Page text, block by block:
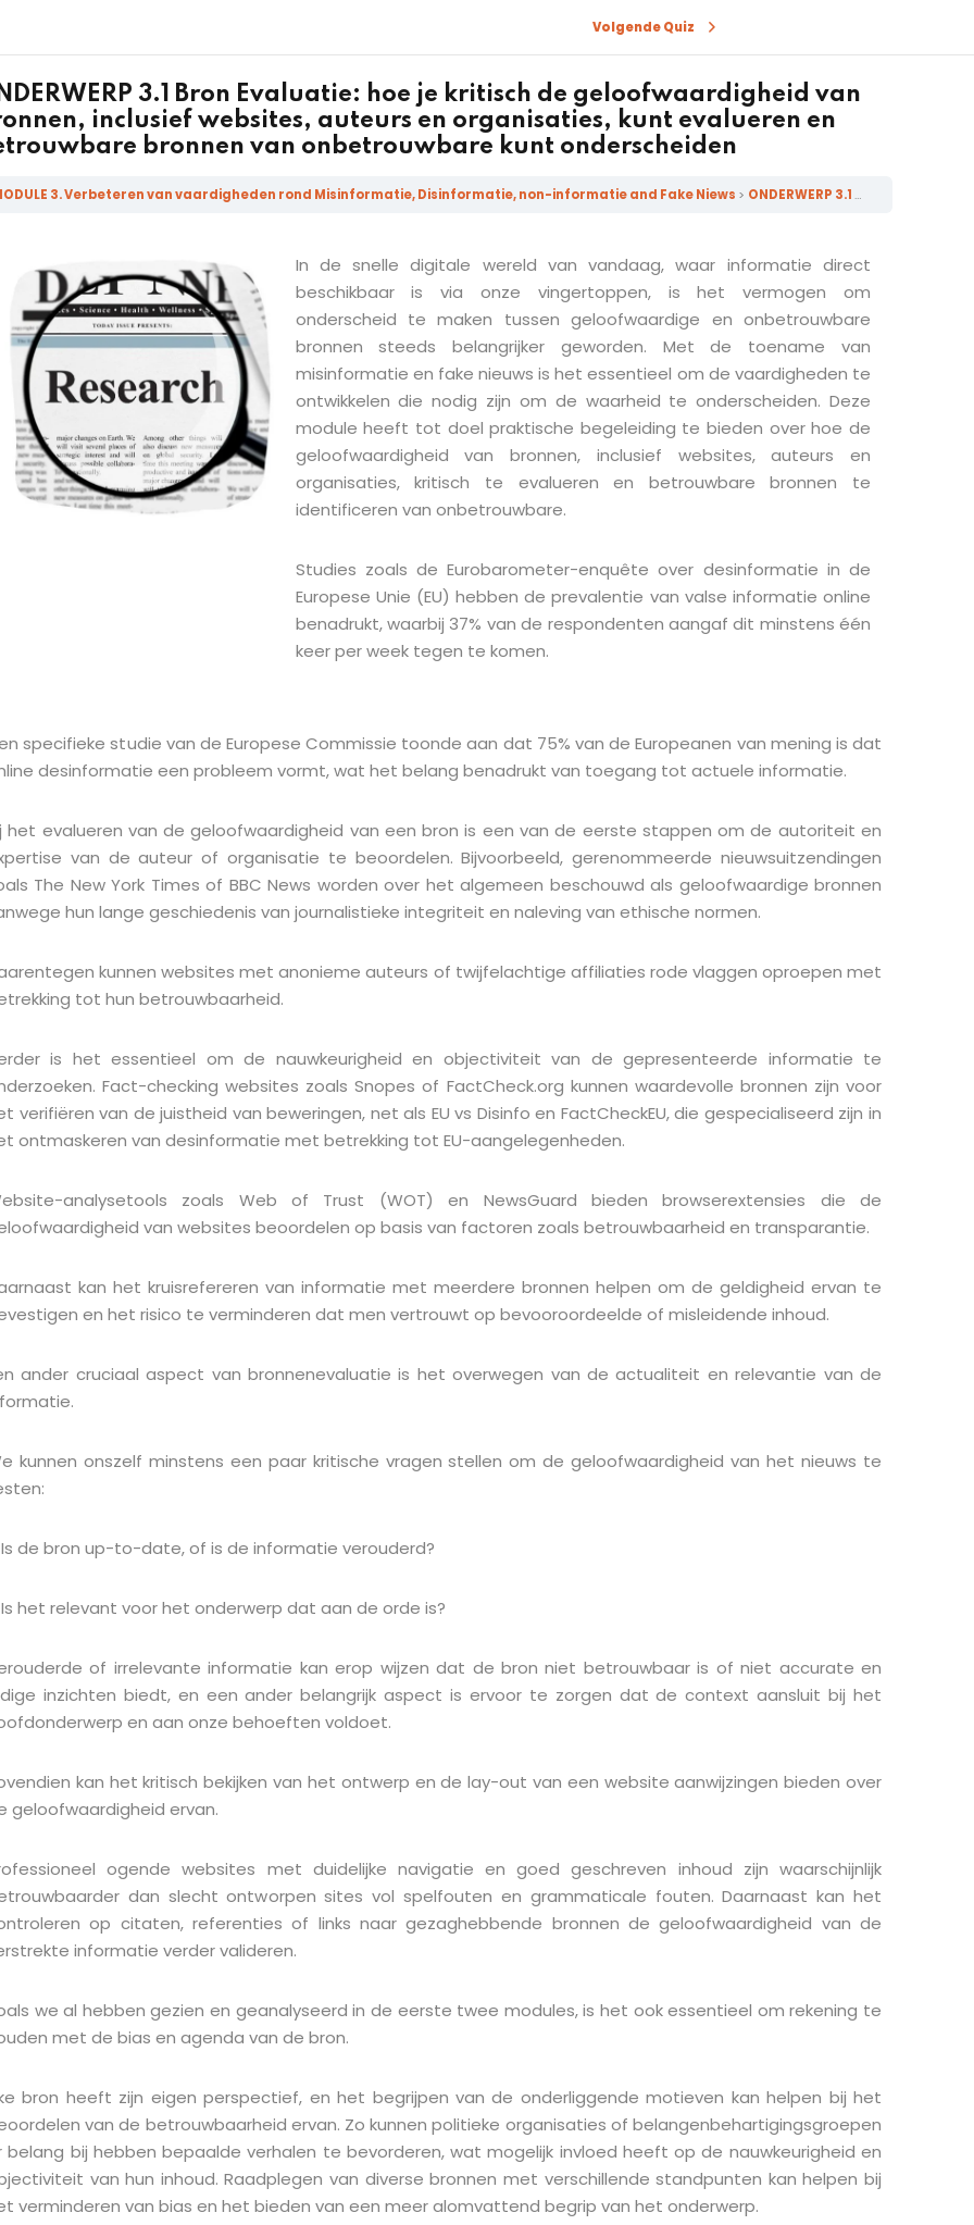
Volgende Quiz
3.1 Bron Evaluatie: hoe je kritisch de geloofwaardigheid van
inclusief websites, auteurs en organisaties, kunt evalueren en
bronnen van onbetrouwbare kunt onderscheiden
3. Verbeteren van vaardigheden rond Misinformatie, Disinformatie, non-informatie and Fake Niews ONDERWERP 3.1 Bron Evaluatie: hoe je kritisch de geloofwaardigheid van bronnen, inclusief websites, auteurs en organisaties, kunt evalueren en betrouwbare bronnen van onbetrouwbare kunt onderscheiden
In de snelle digitale wereld van vandaag, waar informatie direct
beschikbaar is via onze vingertoppen, is het vermogen om
onderscheid te maken tussen geloofwaardige en onbetrouwbare
bronnen steeds belangrijker geworden. Met de toename van
misinformatie en fake nieuws is het essentieel om de vaardigheden te
ontwikkelen die nodig zijn om de waarheid te onderscheiden. Deze
module heeft tot doel praktische begeleiding te bieden over hoe de
geloofwaardigheid van bronnen, inclusief websites, auteurs en
organisaties, kritisch te evalueren en betrouwbare bronnen te
identificeren van onbetrouwbare.
Studies zoals de Eurobarometer-enquête over desinformatie in de
Europese Unie (EU) hebben de prevalentie van valse informatie online
benadrukt, waarbij 37% van de respondenten aangaf dit minstens één
keer per week tegen te komen.
specifieke studie van de Europese Commissie toonde aan dat 75% van de Europeanen van mening is dat
desinformatie een probleem vormt, wat het belang benadrukt van toegang tot actuele informatie.
het evalueren van de geloofwaardigheid van een bron is een van de eerste stappen om de autoriteit en
van de auteur of organisatie te beoordelen. Bijvoorbeeld, gerenommeerde nieuwsuitzendingen
The New York Times of BBC News worden over het algemeen beschouwd als geloofwaardige bronnen
hun lange geschiedenis van journalistieke integriteit en naleving van ethische normen.
kunnen websites met anonieme auteurs of twijfelachtige affiliaties rode vlaggen oproepen met
tot hun betrouwbaarheid.
is het essentieel om de nauwkeurigheid en objectiviteit van de gepresenteerde informatie te
Fact-checking websites zoals Snopes of FactCheck.org kunnen waardevolle bronnen zijn voor
verifiëren van de juistheid van beweringen, net als EU vs Disinfo en FactCheckEU, die gespecialiseerd zijn in
ontmaskeren van desinformatie met betrekking tot EU-aangelegenheden.
analysetools zoals Web of Trust (WOT) en NewsGuard bieden browserextensies die de
van websites beoordelen op basis van factoren zoals betrouwbaarheid en transparantie.
kan het kruisrefereren van informatie met meerdere bronnen helpen om de geldigheid ervan te
en het risico te verminderen dat men vertrouwt op bevooroordeelde of misleidende inhoud.
ander cruciaal aspect van bronnenevaluatie is het overwegen van de actualiteit en relevantie van de
kunnen onszelf minstens een paar kritische vragen stellen om de geloofwaardigheid van het nieuws te
de bron up-to-date, of is de informatie verouderd?
het relevant voor het onderwerp dat aan de orde is?
of irrelevante informatie kan erop wijzen dat de bron niet betrouwbaar is of niet accurate en
inzichten biedt, en een ander belangrijk aspect is ervoor te zorgen dat de context aansluit bij het
en aan onze behoeften voldoet.
kan het kritisch bekijken van het ontwerp en de lay-out van een website aanwijzingen bieden over
geloofwaardigheid ervan.
ogende websites met duidelijke navigatie en goed geschreven inhoud zijn waarschijnlijk
dan slecht ontworpen sites vol spelfouten en grammaticale fouten. Daarnaast kan het
op citaten, referenties of links naar gezaghebbende bronnen de geloofwaardigheid van de
informatie verder valideren.
we al hebben gezien en geanalyseerd in de eerste twee modules, is het ook essentieel om rekening te
met de bias en agenda van de bron.
bron heeft zijn eigen perspectief, en het begrijpen van de onderliggende motieven kan helpen bij het
van de betrouwbaarheid ervan. Zo kunnen politieke organisaties of belangenbehartigingsgroepen
belang bij hebben bepaalde verhalen te bevorderen, wat mogelijk invloed heeft op de nauwkeurigheid en
van hun inhoud. Raadplegen van diverse bronnen met verschillende standpunten kan helpen bij
verminderen van bias en het bieden van een meer alomvattend begrip van het onderwerp.
Sign in Sign up
Sign in
Don’t have an account?Sign up
Lost your password?